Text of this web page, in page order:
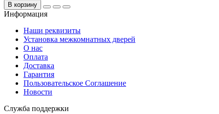
В корзину
Информация
Наши реквизиты
Установка межкомнатных дверей
О нас
Оплата
Доставка
Гарантия
Пользовательское Соглашение
Новости
Служба поддержки